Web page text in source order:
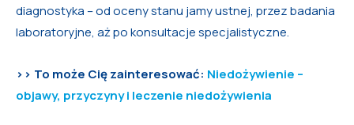
diagnostyka – od oceny stanu jamy ustnej, przez badania
laboratoryjne, aż po konsultacje specjalistyczne.
>> To może Cię zainteresować: Niedożywienie –
objawy, przyczyny i leczenie niedożywienia